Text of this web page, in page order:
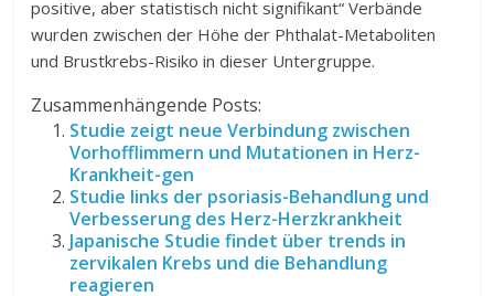
positive, aber statistisch nicht signifikant“ Verbände
wurden zwischen der Höhe der Phthalat-Metaboliten
und Brustkrebs-Risiko in dieser Untergruppe.
Zusammenhängende Posts:
Studie zeigt neue Verbindung zwischen
Vorhofflimmern und Mutationen in Herz-
Krankheit-gen
Studie links der psoriasis-Behandlung und
Verbesserung des Herz-Herzkrankheit
Japanische Studie findet über trends in
zervikalen Krebs und die Behandlung
reagieren